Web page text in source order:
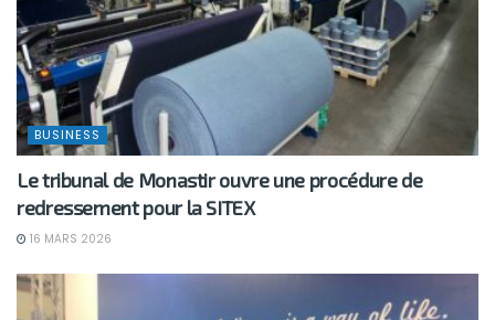
BUSINESS
Le tribunal de Monastir ouvre une procédure de
redressement pour la SITEX
16 MARS 2026